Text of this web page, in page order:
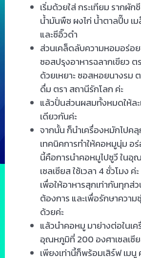
เริ่มด้วยใส่ กระเทียม รากผัก
น้ำมันพืช ผงไก่ น้ำตาลปี๊บ เ
และซีอิ๊วดำ
ส่วนเคล็ดลับความหอมอร่อ
ซอสปรุงอาหารฉลากเขียว
ด้วยเหยาะ ซอสหอยนางรม
ดื่ม ตรา สถานีรักโลก ค่ะ
แล้วปั่นส่วนผสมทั้งหมดให้ละ
เดียวกันค่ะ
จากนั้น ก็นำเครื่องหมักไปค
เทคนิคการทำให้คอหมูนุ่ม อ
นี้คือการนำคอหมูไปซูวี ในอุ
เซลเซียส ใช้เวลา 4 ชั่วโมง ค่ะ
เพื่อให้อาหารสุกเท่ากันทุกส่
ต้องการ และเพื่อรักษาควา
ด้วยค่ะ
แล้วนำคอหมู มาย่างต่อในเ
อุณหภูมิที่ 200 องศาเซลเซีย
เพียงเท่านี้ก็พร้อมเสิร์ฟ เม